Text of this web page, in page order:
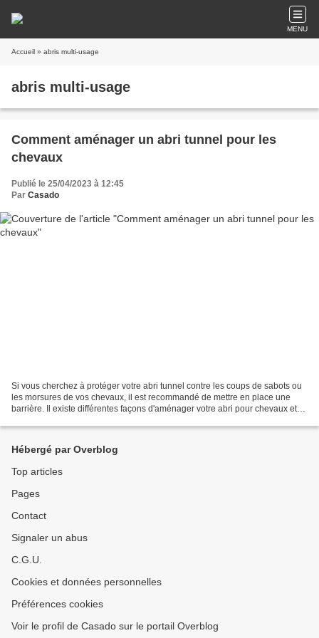
MENU
Accueil » abris multi-usage
abris multi-usage
Comment aménager un abri tunnel pour les
chevaux
Publié le 25/04/2023 à 12:45
Par Casado
Si vous cherchez à protéger votre abri tunnel contre les coups de sabots ou
les morsures de vos chevaux, il est recommandé de mettre en place une
barrière. Il existe différentes façons d'aménager votre abri pour chevaux et
Hébergé par Overblog
Top articles
Pages
Contact
Signaler un abus
C.G.U.
Cookies et données personnelles
Préférences cookies
Voir le profil de Casado sur le portail Overblog